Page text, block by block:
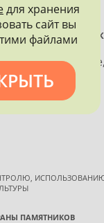
на
и
информации.
ПАМЯТНИКОВ
для хранения
сайт вы
файлами